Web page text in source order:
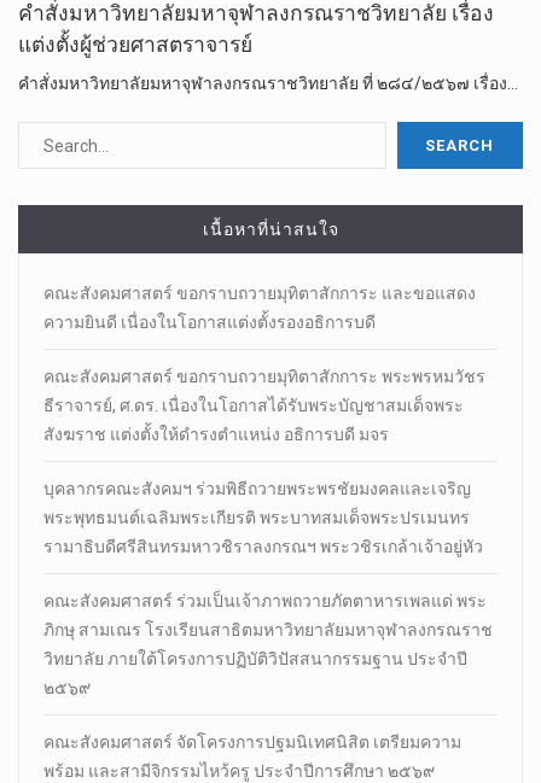
คำสั่งมหาวิทยาลัยมหาจุฬาลงกรณราชวิทยาลัย เรื่อง
แต่งตั้งผู้ช่วยศาสตราจารย์
คำสั่งมหาวิทยาลัยมหาจุฬาลงกรณราชวิทยาลัย ที่ ๒๘๔/๒๕๖๗ เรื่อง…
เนื้อหาที่น่าสนใจ
คณะสังคมศาสตร์ ขอกราบถวายมุทิตาสักการะ และขอแสดง
ความยินดี เนื่องในโอกาสแต่งตั้งรองอธิการบดี
คณะสังคมศาสตร์ ขอกราบถวายมุทิตาสักการะ พระพรหมวัชร
ธีราจารย์, ศ.ดร. เนื่องในโอกาสได้รับพระบัญชาสมเด็จพระ
สังฆราช แต่งตั้งให้ดำรงตำแหน่ง อธิการบดี มจร
บุคลากรคณะสังคมฯ ร่วมพิธีถวายพระพรชัยมงคลและเจริญ
พระพุทธมนต์เฉลิมพระเกียรติ พระบาทสมเด็จพระปรเมนทร
รามาธิบดีศรีสินทรมหาวชิราลงกรณฯ พระวชิรเกล้าเจ้าอยู่หัว
คณะสังคมศาสตร์ ร่วมเป็นเจ้าภาพถวายภัตตาหารเพลแด่ พระ
ภิกษุ สามเณร โรงเรียนสาธิตมหาวิทยาลัยมหาจุฬาลงกรณราช
วิทยาลัย ภายใต้โครงการปฏิบัติวิปัสสนากรรมฐาน ประจำปี
๒๕๖๙
คณะสังคมศาสตร์ จัดโครงการปฐมนิเทศนิสิต เตรียมความ
พร้อม และสามีจิกรรมไหว้ครู ประจำปีการศึกษา ๒๕๖๙